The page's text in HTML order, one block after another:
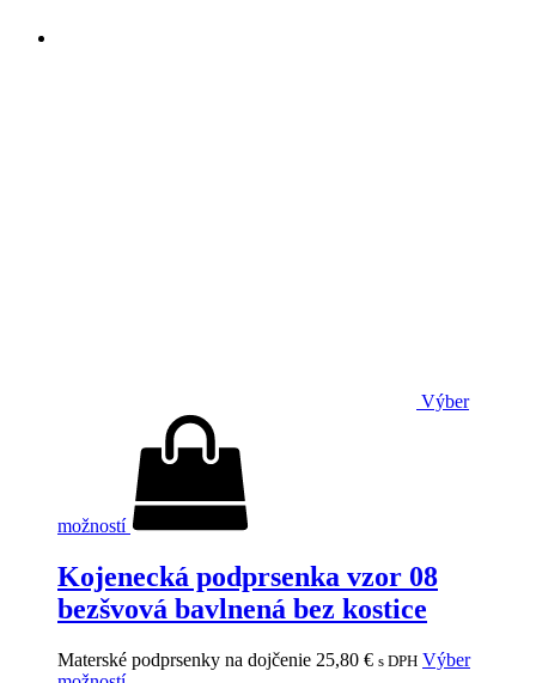
Výber
možností
Kojenecká podprsenka vzor 08
bezšvová bavlnená bez kostice
Materské podprsenky na dojčenie 25,80 € s DPH Výber